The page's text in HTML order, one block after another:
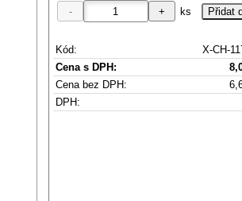
ks
Kód:
X-CH-
Cena s DPH:
Cena bez DPH:
DPH: